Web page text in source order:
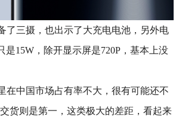
了三摄，也出示了大充电电池，另外电
是15W，除开显示屏是720P，基本上没
在中国市场占有率不大，很有可能还不
货则是第一，这类极大的差距，看起来